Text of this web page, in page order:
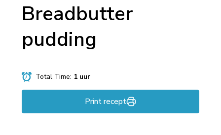
Breadbutter
pudding
Total Time: 1 uur
Print recept